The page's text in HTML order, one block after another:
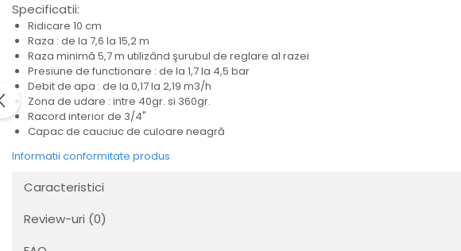
Specificatii:
Ridicare 10 cm
Raza : de la 7,6 la 15,2 m
Raza minimă 5,7 m utilizând şurubul de reglare al razei
Presiune de functionare : de la 1,7 la 4,5 bar
Debit de apa : de la 0,17 la 2,19 m3/h
Zona de udare : intre 40gr. si 360gr.
Racord interior de 3/4"
Capac de cauciuc de culoare neagră
Informatii conformitate produs
Caracteristici
Review-uri (0)